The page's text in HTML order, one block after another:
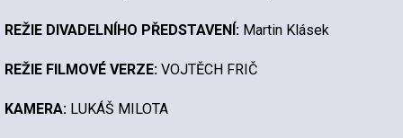
REŽIE DIVADELNÍHO PŘEDSTAVENÍ: Martin Klásek
REŽIE FILMOVÉ VERZE: VOJTĚCH FRIČ
KAMERA: LUKÁŠ MILOTA